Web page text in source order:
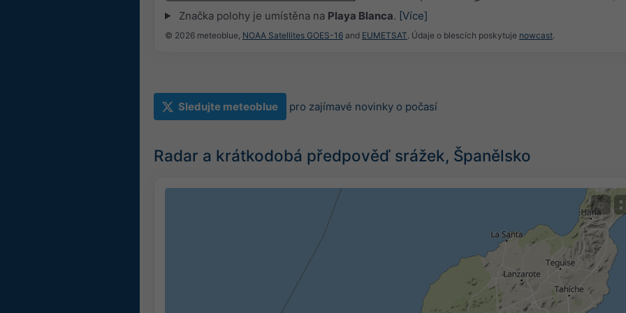
Značka polohy je umístěna na Playa Blanca. [Více]
© 2026 meteoblue, NOAA Satellites GOES-16 and EUMETSAT. Údaje o blescích poskytuje nowcast.
Sledujte meteoblue pro zajímavé novinky o počasí
Radar a krátkodobá předpověď srážek, Španělsko
©